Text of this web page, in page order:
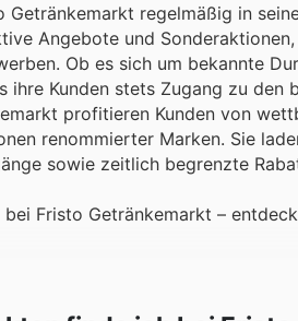
regelmäßig in
Angebote und
Ob es sich um bekannte
ihre Kunden stets Zugang zu den
profitieren Kunden von
renommierter Marken. Sie
sowie zeitlich begrenzte
Fristo Getränkemarkt –